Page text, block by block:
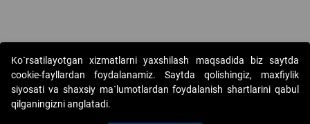
Copyright © 2017-2026. "Elektron onlayn-auksionlarni
Ko`rsatilayotgan xizmatlarni yaxshilash maqsadida biz saytda
cookie-fayllardan foydalanamiz. Saytda qolishingiz, maxfiylik
siyosati va shaxsiy ma`lumotlardan foydalanish shartlarini qabul
qilganingizni anglatadi.